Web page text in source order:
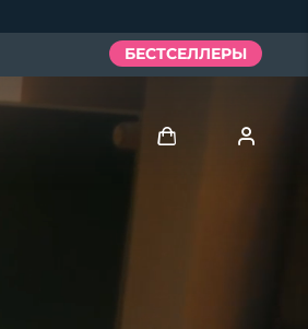
БЕСТСЕЛЛЕРЫ